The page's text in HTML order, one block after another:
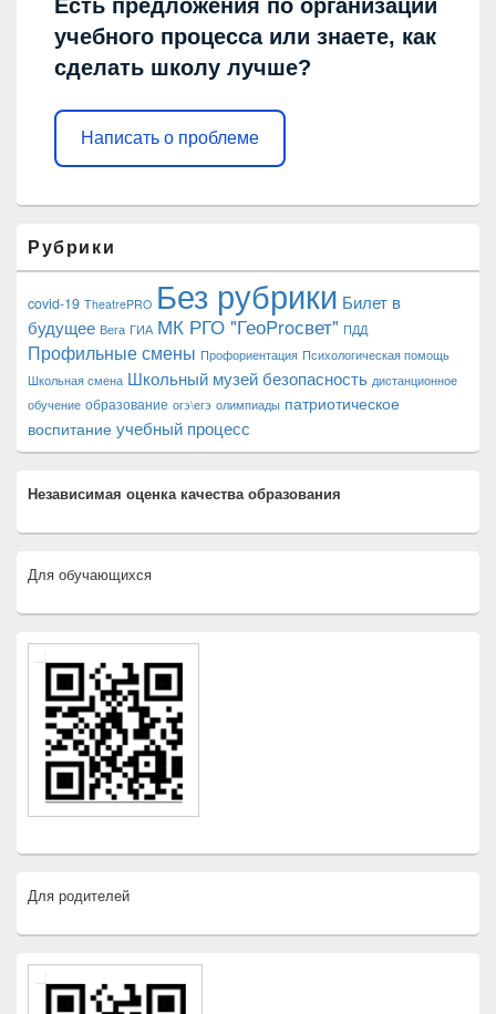
Есть предложения по организации
учебного процесса или знаете, как
сделать школу лучше?
Написать о проблеме
Рубрики
covid-19 TheatrePRO Без рубрики Билет в
будущее Вега ГИА МК РГО "ГеоProсвет" ПДД
Профильные смены Профориентация Психологическая помощь
Школьная смена Школьный музей безопасность дистанционное
обучение образование огэ\егэ олимпиады патриотическое
воспитание учебный процесс
Независимая оценка качества образования
Для обучающихся
Для родителей